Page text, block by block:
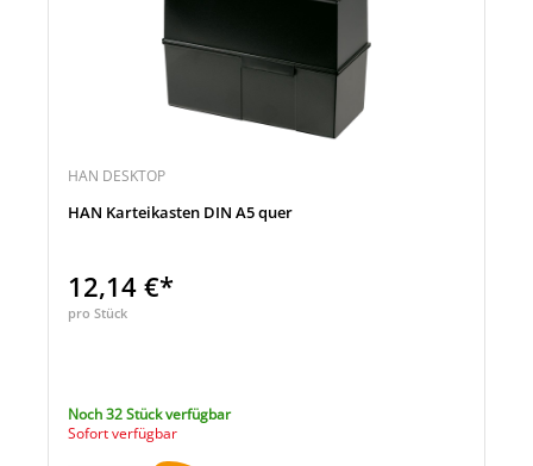
HAN DESKTOP
HAN Karteikasten DIN A5 quer
12,14 €*
pro Stück
Noch 32 Stück verfügbar
Sofort verfügbar